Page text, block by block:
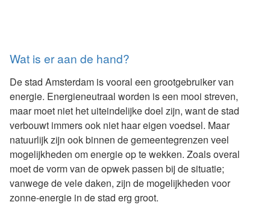
Wat is er aan de hand?
De stad Amsterdam is vooral een grootgebruiker van
energie. Energieneutraal worden is een mooi streven,
maar moet niet het uiteindelijke doel zijn, want de stad
verbouwt immers ook niet haar eigen voedsel. Maar
natuurlijk zijn ook binnen de gemeentegrenzen veel
mogelijkheden om energie op te wekken. Zoals overal
moet de vorm van de opwek passen bij de situatie;
vanwege de vele daken, zijn de mogelijkheden voor
zonne-energie in de stad erg groot.